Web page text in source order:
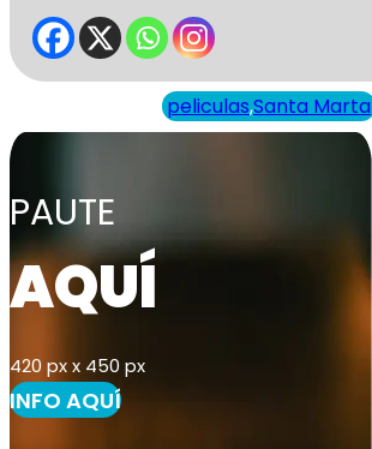
peliculas,Santa Marta
PAUTE
AQUÍ
420 px x 450 px
INFO AQUÍ